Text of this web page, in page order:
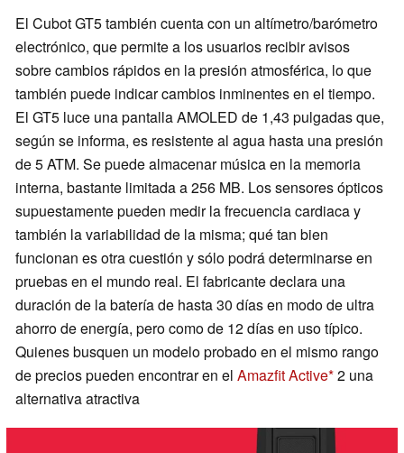
El Cubot GT5 también cuenta con un altímetro/barómetro
electrónico, que permite a los usuarios recibir avisos
sobre cambios rápidos en la presión atmosférica, lo que
también puede indicar cambios inminentes en el tiempo.
El GT5 luce una pantalla AMOLED de 1,43 pulgadas que,
según se informa, es resistente al agua hasta una presión
de 5 ATM. Se puede almacenar música en la memoria
interna, bastante limitada a 256 MB. Los sensores ópticos
supuestamente pueden medir la frecuencia cardiaca y
también la variabilidad de la misma; qué tan bien
funcionan es otra cuestión y sólo podrá determinarse en
pruebas en el mundo real. El fabricante declara una
duración de la batería de hasta 30 días en modo de ultra
ahorro de energía, pero como de 12 días en uso típico.
Quienes busquen un modelo probado en el mismo rango
de precios pueden encontrar en el Amazfit Active 2 una
alternativa atractiva